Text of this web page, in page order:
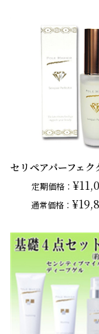
セリペアパーフェク
定期価格：
通常価格：